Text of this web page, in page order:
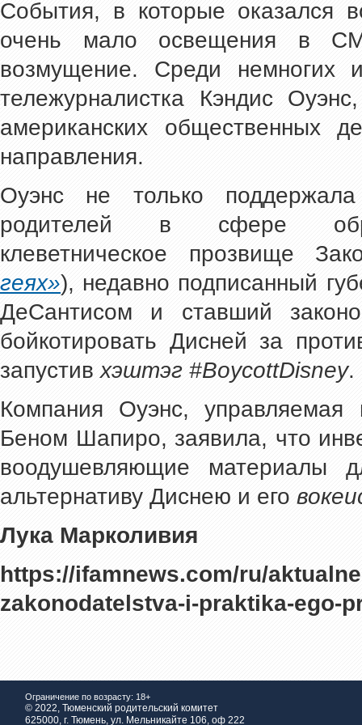
События, в которые оказался
очень мало освещения в
возмущение. Среди немногих
тележурналистка Кэндис
американских общественных
направления.
Оуэнс не только
родителей в сфере
клеветническое прозвище
геях»), недавно подписанный
ДеСантисом и ставший
бойкотировать Дисней за
запустив хэштэг #BoycottDisney.
Компания Оуэнс, управляемая
Беном Шапиро, заявила, что
воодушевляющие материалы
альтернативу Диснею и его
Лука Марколивия
https://ifamnews.com/ru/
zakonodatelstva-i-praktika-ego-
Ограничение по возрасту: 18+
© 2022, Тюменский родительский комитет
625000, г. Тюмень, ул. Мельникайте 106, оф 222